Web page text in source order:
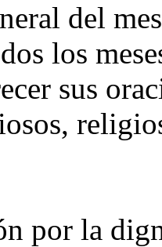
del
los
sus
por la